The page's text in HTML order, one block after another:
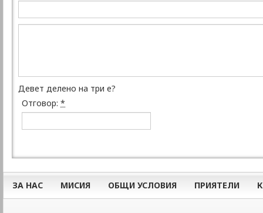
Девет делено на три е?
Отговор: *
ЗА НАС МИСИЯ ОБЩИ УСЛОВИЯ ПРИЯТЕЛИ